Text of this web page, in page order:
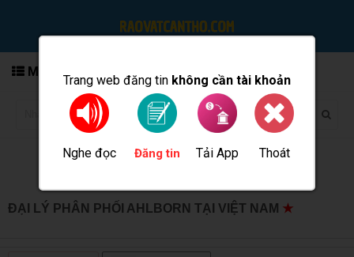
Trang web đăng tin không cần tài khoản
Nghe đọc Đăng tin Tải App Thoát
MENU
ĐẠI LÝ PHÂN PHỐI AHLBORN TẠI VIỆT NAM ★